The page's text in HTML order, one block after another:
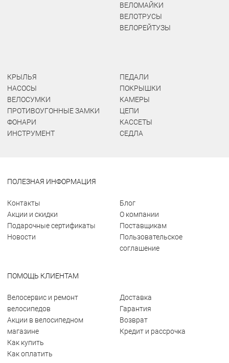
ВЕЛОМАЙКИ
ВЕЛОТРУСЫ
ВЕЛОРЕЙТУЗЫ
КРЫЛЬЯ
НАСОСЫ
ВЕЛОСУМКИ
ПРОТИВОУГОННЫЕ ЗАМКИ
ФОНАРИ
ИНСТРУМЕНТ
ПЕДАЛИ
ПОКРЫШКИ
КАМЕРЫ
ЦЕПИ
КАССЕТЫ
СЕДЛА
ПОЛЕЗНАЯ ИНФОРМАЦИЯ
Контакты
Акции и скидки
Подарочные сертификаты
Новости
Блог
О компании
Поставщикам
Пользовательское
соглашение
ПОМОЩЬ КЛИЕНТАМ
Велосервис и ремонт
велосипедов
Акции в велосипедном
магазине
Как купить
Как оплатить
Доставка
Гарантия
Возврат
Кредит и рассрочка